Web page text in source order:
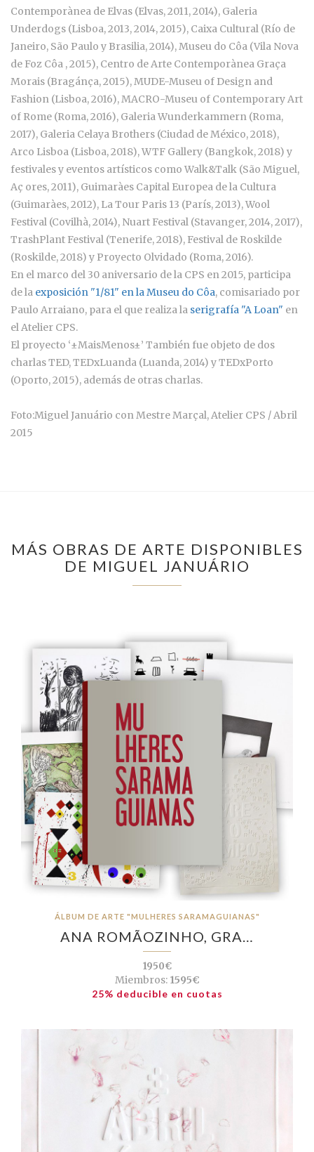
Contemporànea de Elvas (Elvas, 2011, 2014), Galeria
Underdogs (Lisboa, 2013, 2014, 2015), Caixa Cultural (Río de
Janeiro, São Paulo y Brasilia, 2014), Museu do Côa (Vila Nova
de Foz Côa , 2015), Centro de Arte Contemporànea Graça
Morais (Bragánça, 2015), MUDE-Museu of Design and
Fashion (Lisboa, 2016), MACRO-Museu of Contemporary Art
of Rome (Roma, 2016), Galeria Wunderkammern (Roma,
2017), Galeria Celaya Brothers (Ciudad de México, 2018),
Arco Lisboa (Lisboa, 2018), WTF Gallery (Bangkok, 2018) y
festivales y eventos artísticos como Walk&Talk (São Miguel,
Aç ores, 2011), Guimaràes Capital Europea de la Cultura
(Guimaràes, 2012), La Tour Paris 13 (París, 2013), Wool
Festival (Covilhà, 2014), Nuart Festival (Stavanger, 2014, 2017),
TrashPlant Festival (Tenerife, 2018), Festival de Roskilde
(Roskilde, 2018) y Proyecto Olvidado (Roma, 2016).
En el marco del 30 aniversario de la CPS en 2015, participa
de la exposición "1/81" en la Museu do Côa, comisariado por
Paulo Arraiano, para el que realiza la serigrafía "A Loan" en
el Atelier CPS.
El proyecto ‘±MaisMenos±’ También fue objeto de dos
charlas TED, TEDxLuanda (Luanda, 2014) y TEDxPorto
(Oporto, 2015), además de otras charlas.
Foto:Miguel Januário con Mestre Marçal, Atelier CPS / Abril
2015
MÁS OBRAS DE ARTE DISPONIBLES
DE MIGUEL JANUÁRIO
ÁLBUM DE ARTE "MULHERES SARAMAGUIANAS"
ANA ROMÃOZINHO, GRA…
1950€
Miembros:1595€
25% deducible en cuotas